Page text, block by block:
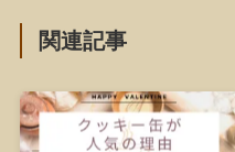
関連記事